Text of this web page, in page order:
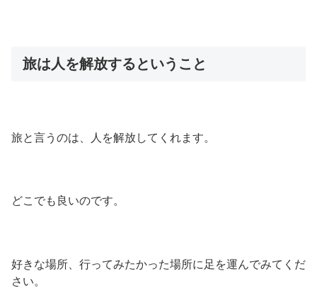
旅は人を解放するということ
旅と言うのは、人を解放してくれます。
どこでも良いのです。
好きな場所、行ってみたかった場所に足を運んでみてくだ
さい。